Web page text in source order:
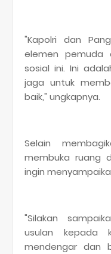
"Kapolri dan
elemen pemuda
sosial ini. Ini
jaga untuk
baik," ungkapnya.
Selain
membuka ruang
ingin
"Silakan
usulan kepada
mendengar dan